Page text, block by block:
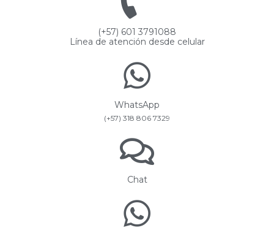
(+57) 601 3791088
Línea de atención desde celular
WhatsApp
(+57) 318 806 7329
Chat